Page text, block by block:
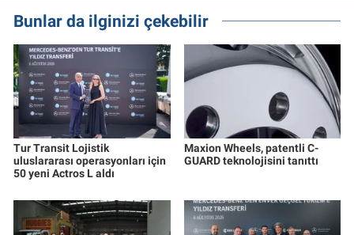
Bunlar da ilginizi çekebilir
Tur Transit Lojistik
uluslararası operasyonları için
50 yeni Actros L aldı
Maxion Wheels, patentli C-
GUARD teknolojisini tanıttı